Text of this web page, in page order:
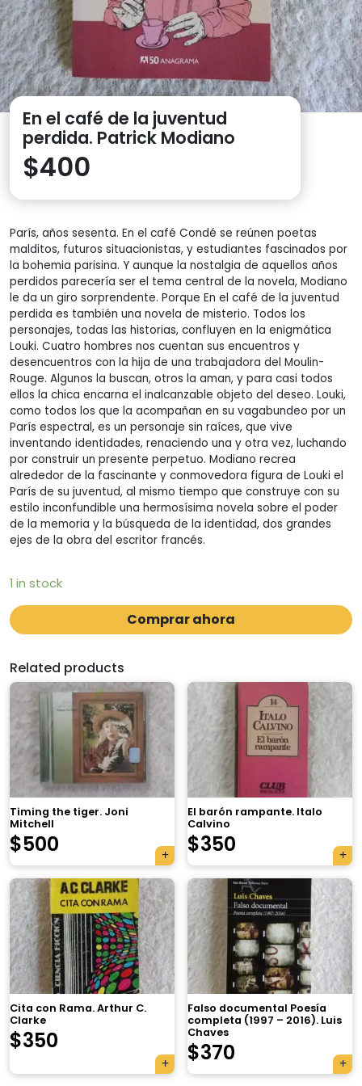
En el café de la juventud
perdida. Patrick Modiano
$400
París, años sesenta. En el café Condé se reúnen poetas
malditos, futuros situacionistas, y estudiantes fascinados por
la bohemia parisina. Y aunque la nostalgia de aquellos años
perdidos parecería ser el tema central de la novela, Modiano
le da un giro sorprendente. Porque En el café de la juventud
perdida es también una novela de misterio. Todos los
personajes, todas las historias, confluyen en la enigmática
Louki. Cuatro hombres nos cuentan sus encuentros y
desencuentros con la hija de una trabajadora del Moulin-
Rouge. Algunos la buscan, otros la aman, y para casi todos
ellos la chica encarna el inalcanzable objeto del deseo. Louki,
como todos los que la acompañan en su vagabundeo por un
París espectral, es un personaje sin raíces, que vive
inventando identidades, renaciendo una y otra vez, luchando
por construir un presente perpetuo. Modiano recrea
alrededor de la fascinante y conmovedora figura de Louki el
París de su juventud, al mismo tiempo que construye con su
estilo inconfundible una hermosísima novela sobre el poder
de la memoria y la búsqueda de la identidad, dos grandes
ejes de la obra del escritor francés.
1 in stock
Comprar ahora
Related products
Timing the tiger. Joni
Mitchell
$500
El barón rampante. Italo
Calvino
$350
Cita con Rama. Arthur C.
Clarke
$350
Falso documental Poesía
completa (1997 – 2016). Luis
Chaves
$370
×
Tu carrito está vacío.
Agregá un producto y aparecerá acá
automáticamente.